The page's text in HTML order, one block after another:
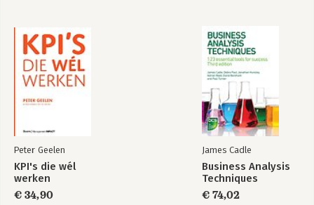
Peter Geelen
KPI's die wél
werken
€ 34,90
James Cadle
Business Analysis
Techniques
€ 74,02